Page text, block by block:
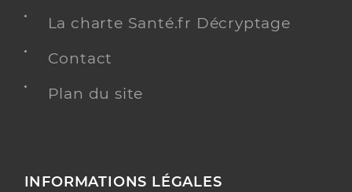
La charte Santé.fr Décryptage
Contact
Plan du site
INFORMATIONS LÉGALES